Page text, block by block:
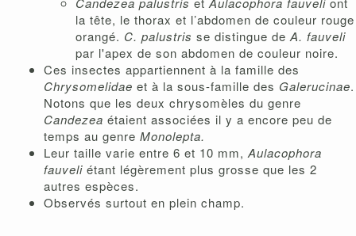
la tête, le thorax et l’abdomen de couleur rouge
orangé. C. palustris se distingue deA. fauveli
par l'apex de son abdomen de couleur noire.
Ces insectes appartiennent à la famille des
Chrysomelidae et à la sous-famille des Galerucinae.
Notons que les deux chrysomèles du genre
Candezea étaient associées il y a encore peu de
temps au genre Monolepta.
Leur taille varie entre 6 et 10 mm,Aulacophora
fauveli étant légèrement plus grosse que les 2
autres espèces.
Observés surtout en plein champ.